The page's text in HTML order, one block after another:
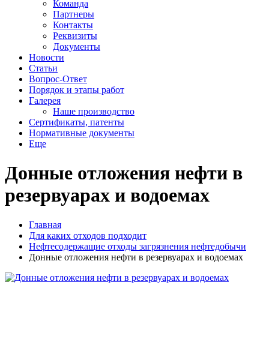
Команда
Партнеры
Контакты
Реквизиты
Документы
Новости
Статьи
Вопрос-Ответ
Порядок и этапы работ
Галерея
Наше производство
Сертификаты, патенты
Нормативные документы
Еще
Донные отложения нефти в
резервуарах и водоемах
Главная
Для каких отходов подходит
Нефтесодержащие отходы загрязнения нефтедобычи
Донные отложения нефти в резервуарах и водоемах